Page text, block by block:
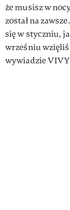
że musisz w
został na
się w styczniu,
wrześniu
wywiadzie